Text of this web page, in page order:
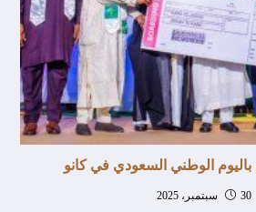
باليوم الوطني السعودي في كانو
30 سبتمبر، 2025